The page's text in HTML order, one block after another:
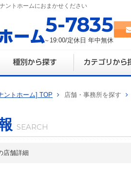
ントホームにおまかせください
335-7835
営業時間 10:00～19:00/定休日 年中無休
ントホーム] TOP 店舗・事務所を探す
店舗詳細